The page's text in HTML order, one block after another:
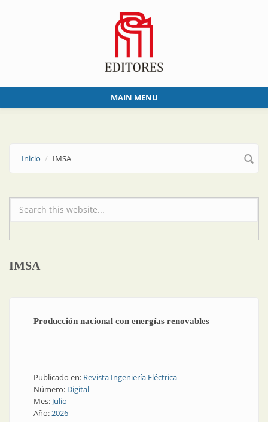
MAIN MENU
Inicio IMSA
Formulario de búsqueda
IMSA
Producción nacional con energías renovables
Publicado en: Revista Ingeniería Eléctrica
Número: Digital
Mes: Julio
Año:2026